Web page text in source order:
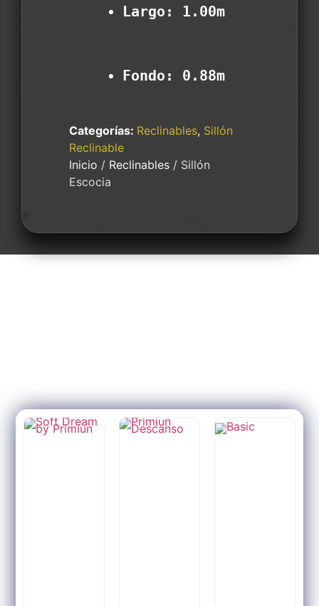
Largo: 1.00m
Fondo: 0.88m
Categorías: Reclinables, Sillón
Reclinable
Inicio / Reclinables/ Sillón
Escocia